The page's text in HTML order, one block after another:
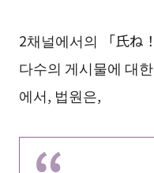
2채널에서의 「氏ね
다수의 게시물에 대
에서, 법원은,